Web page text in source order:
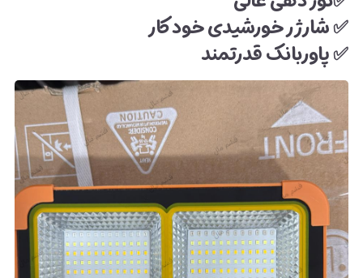
✅ شارژر خورشیدی خودکار
✅ پاوربانک قدرتمند